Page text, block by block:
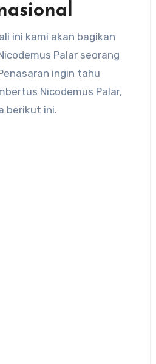
Palar seorang
ingin tahu
Nicodemus Palar,
berikut ini.